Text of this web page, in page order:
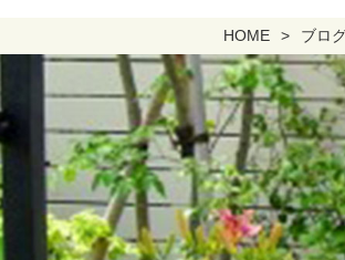
HOME ブロ